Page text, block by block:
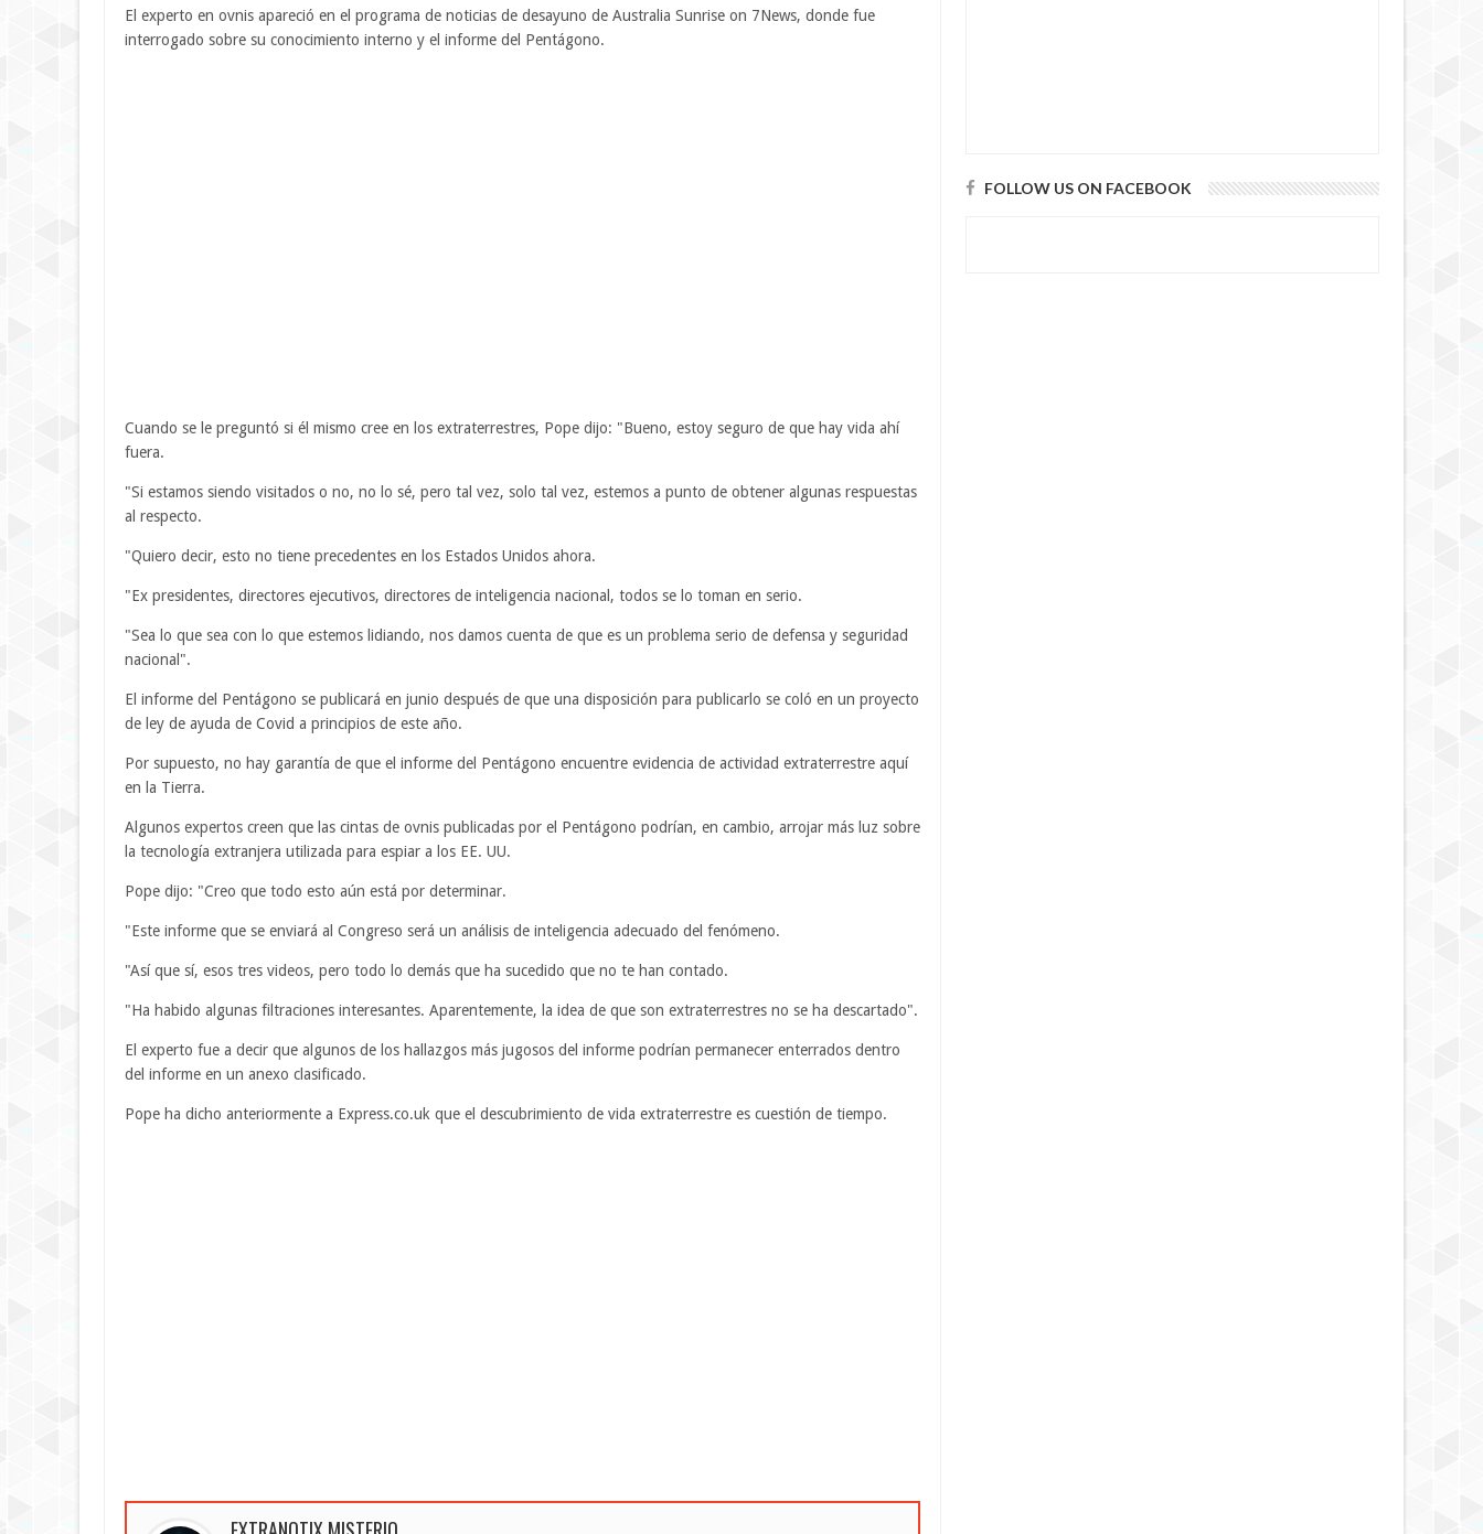
El experto en ovnis apareció en el programa de noticias de desayuno de Australia Sunrise on 7News, donde fue
interrogado sobre su conocimiento interno y el informe del Pentágono.
Cuando se le preguntó si él mismo cree en los extraterrestres, Pope dijo: "Bueno, estoy seguro de que hay vida ahí
fuera.
"Si estamos siendo visitados o no, no lo sé, pero tal vez, solo tal vez, estemos a punto de obtener algunas respuestas
al respecto.
"Quiero decir, esto no tiene precedentes en los Estados Unidos ahora.
"Ex presidentes, directores ejecutivos, directores de inteligencia nacional, todos se lo toman en serio.
"Sea lo que sea con lo que estemos lidiando, nos damos cuenta de que es un problema serio de defensa y seguridad
nacional".
El informe del Pentágono se publicará en junio después de que una disposición para publicarlo se coló en un proyecto
de ley de ayuda de Covid a principios de este año.
Por supuesto, no hay garantía de que el informe del Pentágono encuentre evidencia de actividad extraterrestre aquí
en la Tierra.
Algunos expertos creen que las cintas de ovnis publicadas por el Pentágono podrían, en cambio, arrojar más luz sobre
la tecnología extranjera utilizada para espiar a los EE. UU.
Pope dijo: "Creo que todo esto aún está por determinar.
"Este informe que se enviará al Congreso será un análisis de inteligencia adecuado del fenómeno.
"Así que sí, esos tres videos, pero todo lo demás que ha sucedido que no te han contado.
"Ha habido algunas filtraciones interesantes. Aparentemente, la idea de que son extraterrestres no se ha descartado".
El experto fue a decir que algunos de los hallazgos más jugosos del informe podrían permanecer enterrados dentro
del informe en un anexo clasificado.
Pope ha dicho anteriormente a Express.co.uk que el descubrimiento de vida extraterrestre es cuestión de tiempo.
FOLLOW US ON FACEBOOK